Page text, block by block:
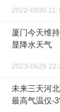
2022-0930
厦门今天维
显降水天气
2023-0629
未来三天河
最高气温仅-